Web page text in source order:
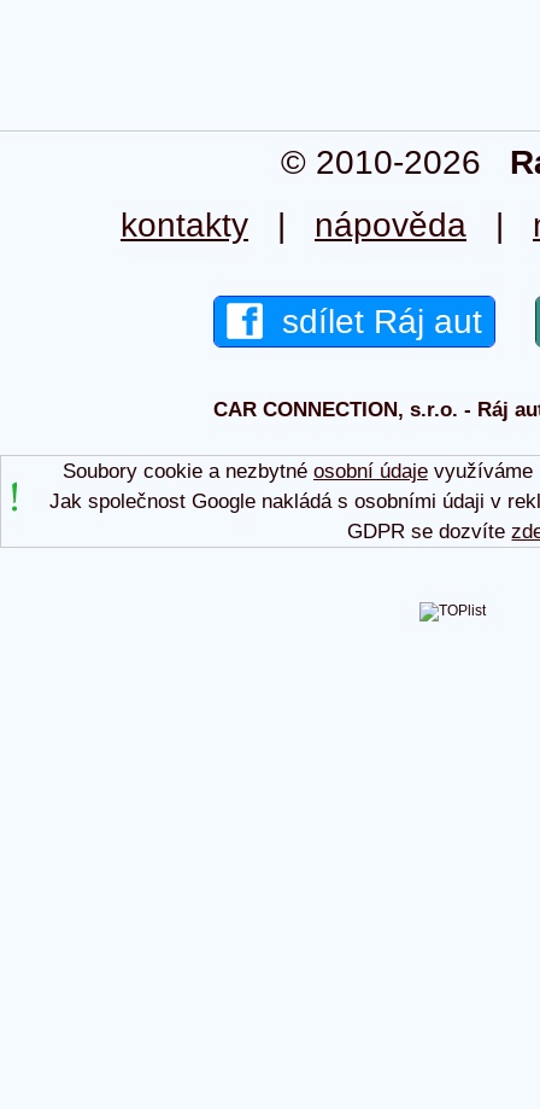
© 2010-2026
kontakty | nápověda |
sdílet Ráj aut
CAR CONNECTION, s.r.o. - Ráj
Soubory cookie a nezbytné osobní údajevyužíváme
Jak společnost Google nakládá s osobními údaji v
GDPR se dozvíte